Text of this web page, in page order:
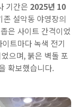
기간은 2025년 10
존 설악동 야영장의
은 사이트 간격이었
트마다 녹색 전기
으며, 붉은 벽돌 포
확보했습니다.